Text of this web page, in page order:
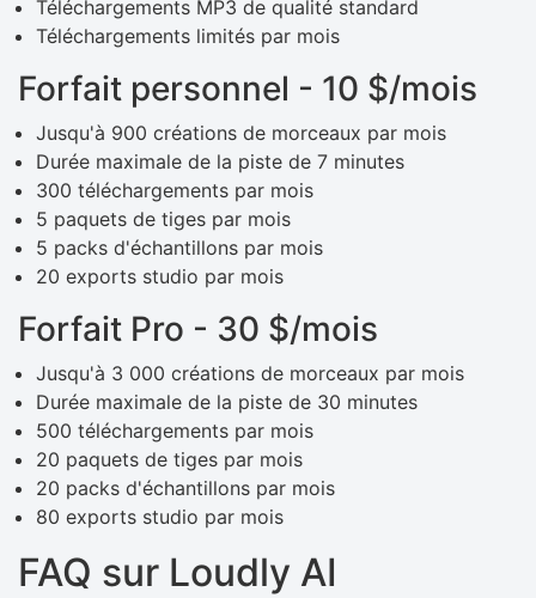
Téléchargements MP3 de qualité standard
Téléchargements limités par mois​
Forfait personnel - 10 $/mois
Jusqu'à 900 créations de morceaux par mois
Durée maximale de la piste de 7 minutes
300 téléchargements par mois
5 paquets de tiges par mois
5 packs d'échantillons par mois
20 exports studio par mois
Forfait Pro - 30 $/mois
Jusqu'à 3 000 créations de morceaux par mois
Durée maximale de la piste de 30 minutes
500 téléchargements par mois
20 paquets de tiges par mois
20 packs d'échantillons par mois
80 exports studio par mois
FAQ sur Loudly AI